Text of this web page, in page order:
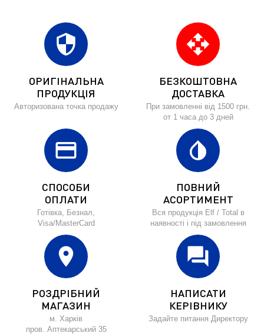
security
ОРИГІНАЛЬНА
ПРОДУКЦІЯ
Авторизована точка продажу
open_with
БЕЗКОШТОВНА
ДОСТАВКА
При замовленні від 1500 грн.
от 1 часа до 3 дней
credit_card
СПОСОБИ
ОПЛАТИ
Готівка, Безнал,
Visa/MasterCard
invert_colors
ПОВНИЙ
АСОРТИМЕНТ
Вся продукція Elf / Total в
наявності і під замовлення
location_on
РОЗДРІБНИЙ
МАГАЗИН
м. Харків
пров. Аптекарський 35
forum
НАПИСАТИ
КЕРІВНИКУ
Задайте питання Директору